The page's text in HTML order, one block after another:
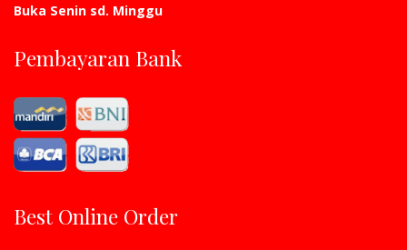
Buka Senin sd. Minggu
Pembayaran Bank
Best Online Order